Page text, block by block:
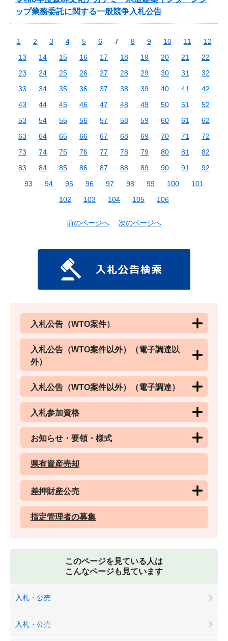
ップ業務委託に関する一般競争入札公告
1 2 3 4 5 6 7 8 9 10 11
12
13
14 15 16 17 18 19 20 21
22
23
24 25 26 27 28 29 30 31
32
33
34 35 36 37 38 39 40 41
42
43
44 45 46 47 48 49 50 51
52
53
54 55 56 57 58 59 60 61
62
63
64 65 66 67 68 69 70 71
72
73
74 75 76 77 78 79 80 81
82
83
84 85 86 87 88 89 90 91
92
93
94 95 96 97 98 99 100
101
102
103 104 105 106
前のページへ 次のページへ
入札公告（WTO案件）
入札公告（WTO案件以外）（電子調達以
外）
入札公告（WTO案件以外）（電子調達）
入札参加資格
お知らせ・要領・様式
県有資産売却
差押財産公売
指定管理者の募集
このページを見ている人は
こんなページも見ています
入札・公売
入札・公売